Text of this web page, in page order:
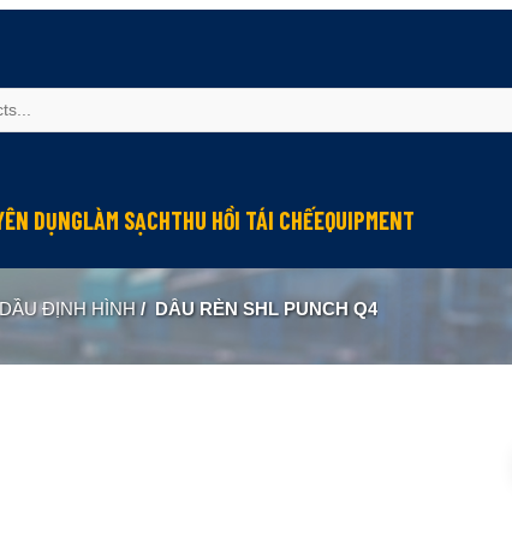
nghiệp
DỤNG
mỡ cho đầu nối connector
mỡ cho hệ thống điện
chống kẹt
LÀM SẠCH
Làm sạch và bảo vệ máy
Lớp phủ chống ma sát
Lớp phủ chống rỉ
THU HỒI TÁI CHẾ
Thu hồi hơi dầu
Tái chế dầu thải
EQUIPMENT
Module bôi trơn
Kiểm tra và quan trắc
DẦU ĐỊNH HÌNH / DẦU RÈN SHL PUNCH Q4